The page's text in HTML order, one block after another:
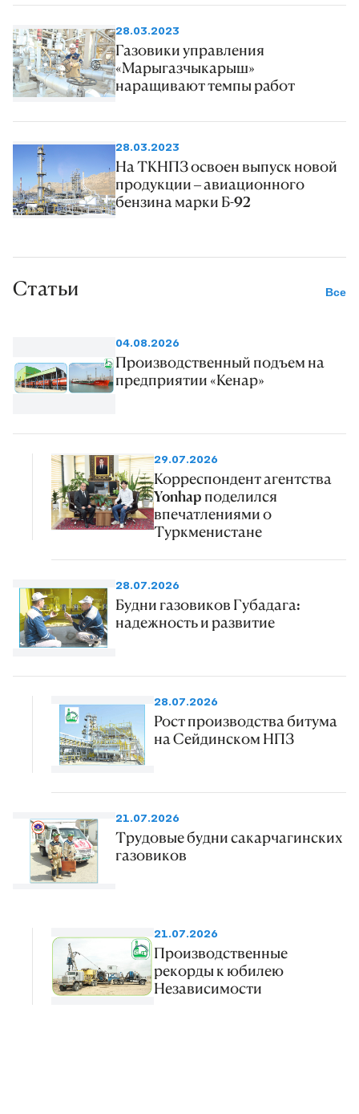
28.03.2023
Газовики управления
«Марыгазчыкарыш»
наращивают темпы работ
28.03.2023
На ТКНПЗ освоен выпуск новой
продукции – авиационного
бензина марки Б-92
Статьи Все
04.08.2026
Производственный подъем на
предприятии «Кенар»
29.07.2026
Корреспондент агентства
Yonhap поделился
впечатлениями о
Туркменистане
28.07.2026
Будни газовиков Губадага:
надежность и развитие
28.07.2026
Рост производства битума
на Сейдинском НПЗ
21.07.2026
Трудовые будни сакарчагинских
газовиков
21.07.2026
Производственные
рекорды к юбилею
Независимости